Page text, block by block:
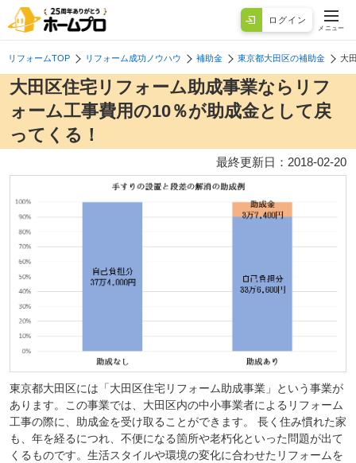
ログイン
メニュー
リフォームTOP リフォーム成功ノウハウ 補助金 東京都大田区の補助金 大
大田区住宅リフォーム助成事業ならリフ
ォーム工事費用の10％が助成金として戻
ってくる！
最終更新日： 2018-02-20
東京都大田区には「大田区住宅リフォーム助成事業」という事業が
あります。この事業では、大田区内の中小事業者によるリフォーム
工事の際に、助成金を受け取ることができます。 長く住み慣れた家
も、年を経るにつれ、不便になる箇所や老朽化といった問題が出て
くるものです。生活スタイルや環境の変化に合わせたリフォームを